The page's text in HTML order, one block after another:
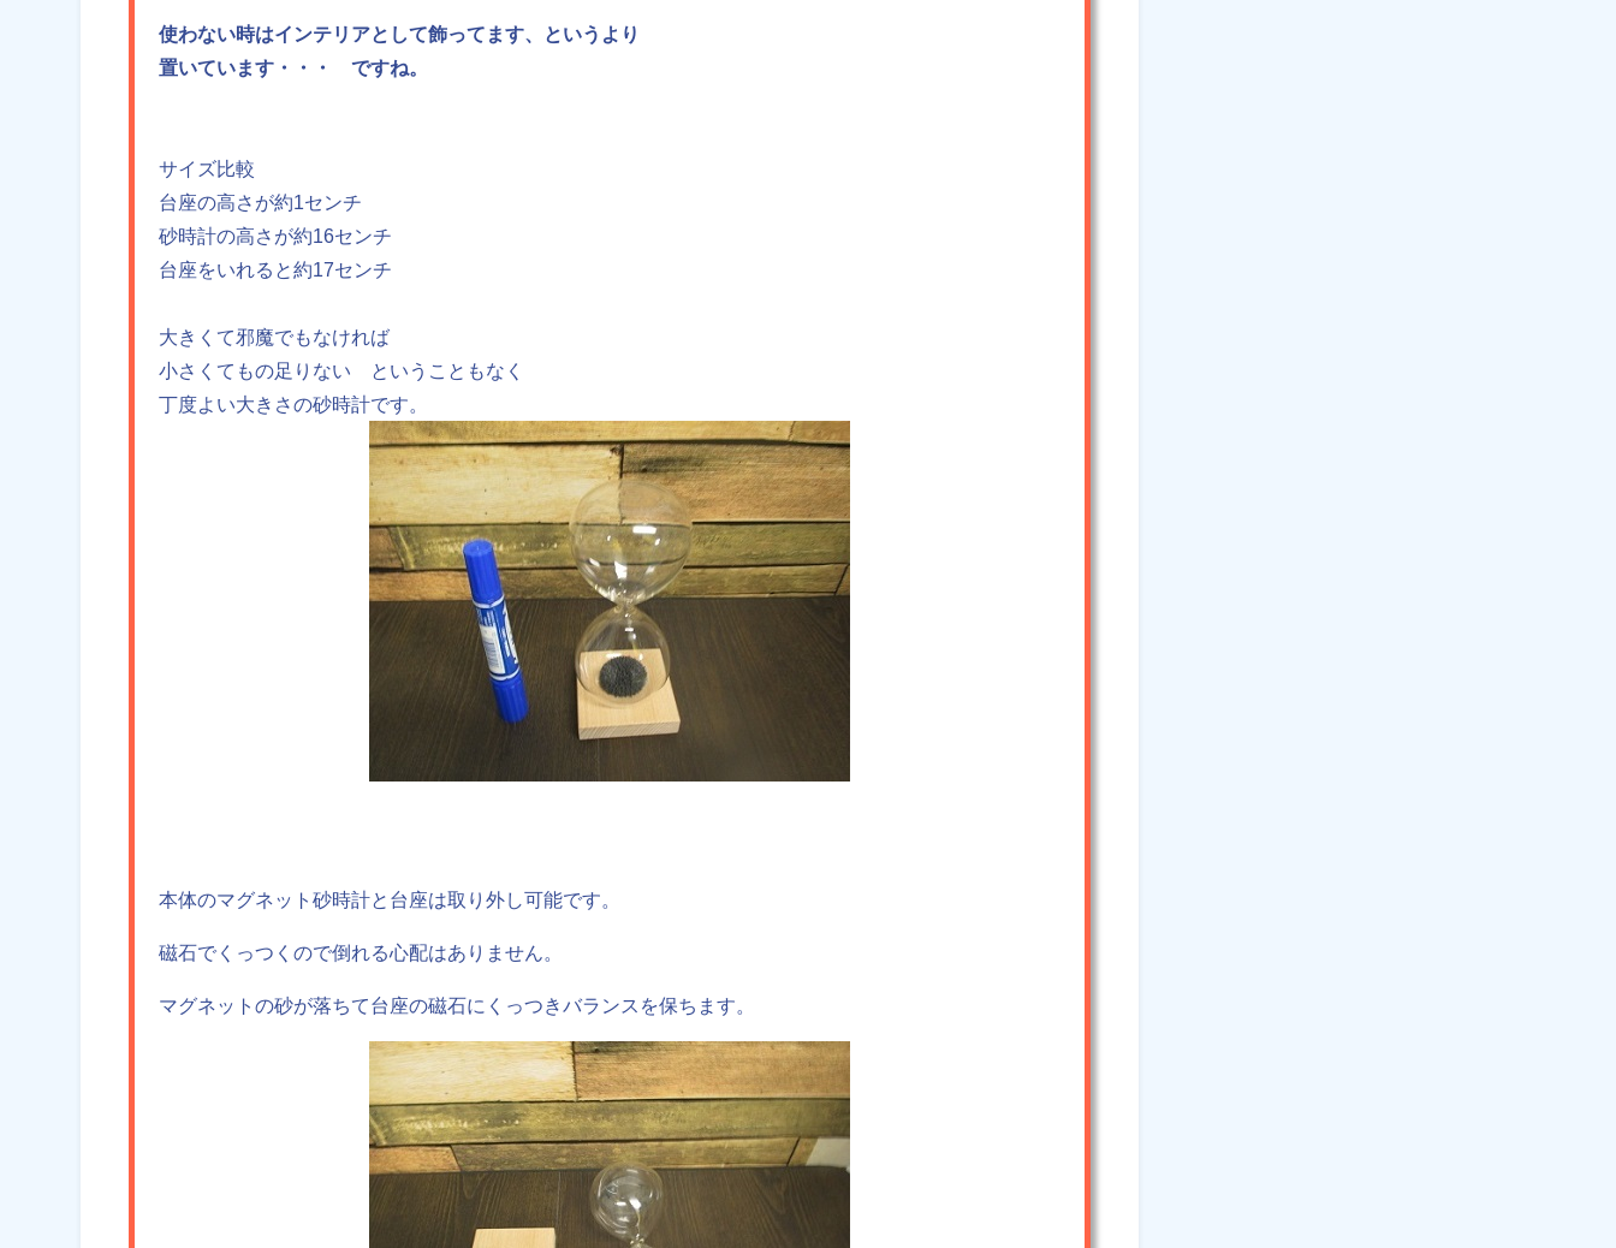
使わない時はインテリアとして飾ってます、というより
置いています・・・ ですね。
サイズ比較
台座の高さが約1センチ
砂時計の高さが約16センチ
台座をいれると約17センチ
大きくて邪魔でもなければ
小さくてもの足りない ということもなく
丁度よい大きさの砂時計です。
本体のマグネット砂時計と台座は取り外し可能です。
磁石でくっつくので倒れる心配はありません。
マグネットの砂が落ちて台座の磁石にくっつきバランスを保ちます。